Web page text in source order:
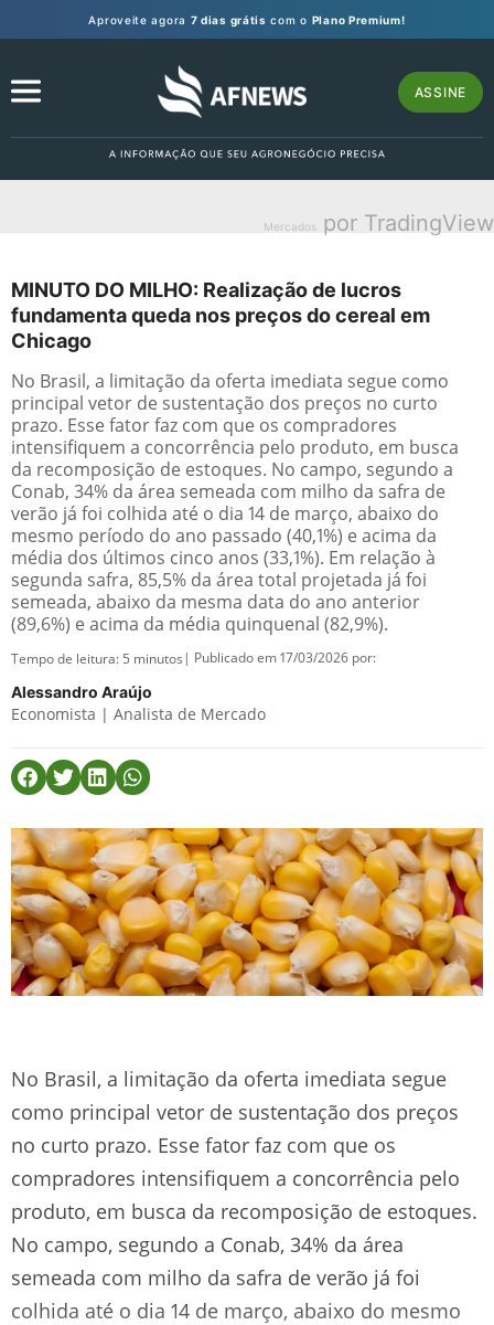
Aproveite agora 7 dias grátis com o Plano Premium!
ASSINE
Mercados por TradingView
MINUTO DO MILHO: Realização de lucros
fundamenta queda nos preços do cereal em
Chicago
No Brasil, a limitação da oferta imediata segue como
principal vetor de sustentação dos preços no curto
prazo. Esse fator faz com que os compradores
intensifiquem a concorrência pelo produto, em busca
da recomposição de estoques. No campo, segundo a
Conab, 34% da área semeada com milho da safra de
verão já foi colhida até o dia 14 de março, abaixo do
mesmo período do ano passado (40,1%) e acima da
média dos últimos cinco anos (33,1%). Em relação à
segunda safra, 85,5% da área total projetada já foi
semeada, abaixo da mesma data do ano anterior
(89,6%) e acima da média quinquenal (82,9%).
Tempo de leitura: 5 minutos | Publicado em 17/03/2026 por:
Alessandro Araújo
Economista | Analista de Mercado
No Brasil, a limitação da oferta imediata segue
como principal vetor de sustentação dos preços
no curto prazo. Esse fator faz com que os
compradores intensifiquem a concorrência pelo
produto, em busca da recomposição de estoques.
No campo, segundo a Conab, 34% da área
semeada com milho da safra de verão já foi
colhida até o dia 14 de março, abaixo do mesmo